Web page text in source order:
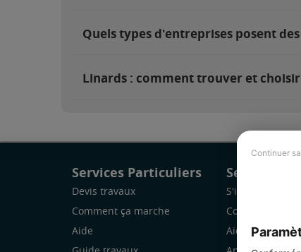
Continuer
Quels types d'entreprises posent
Linards : comment trouver et
Services Particuliers
Devis travaux
Comment ça marche
Aide
Services Pro
S'inscrire
Comment ça
Aide